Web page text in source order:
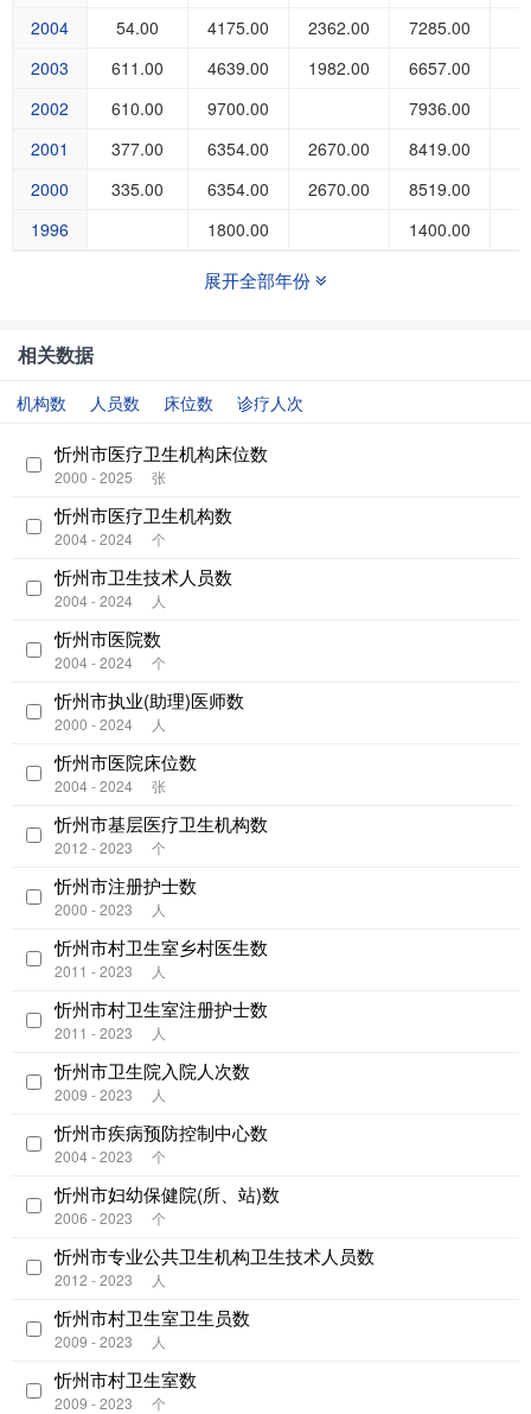
2004
54.00 4175.00 2362.00
7285.00
2003
611.00 4639.00 1982.00
6657.00
2002
610.00 9700.00
7936.00
2001
377.00 6354.00 2670.00
8419.00
2000
335.00 6354.00 2670.00
8519.00
1996
1800.00 1400.00
展开全部年份
相关数据
机构数 人员数 床位数 诊疗人次
忻州市医疗卫生机构床位数
2000 - 2025 张
忻州市医疗卫生机构数
2004 - 2024 个
忻州市卫生技术人员数
2004 - 2024 人
忻州市医院数
2004 - 2024 个
忻州市执业(助理)医师数
2000 - 2024 人
忻州市医院床位数
2004 - 2024 张
忻州市基层医疗卫生机构数
2012 - 2023 个
忻州市注册护士数
2000 - 2023 人
忻州市村卫生室乡村医生数
2011 - 2023 人
忻州市村卫生室注册护士数
2011 - 2023 人
忻州市卫生院入院人次数
2009 - 2023 人
忻州市疾病预防控制中心数
2004 - 2023 个
忻州市妇幼保健院(所、站)数
2006 - 2023 个
忻州市专业公共卫生机构卫生技术人员数
2012 - 2023 人
忻州市村卫生室卫生员数
2009 - 2023 人
忻州市村卫生室数
2009 - 2023 个